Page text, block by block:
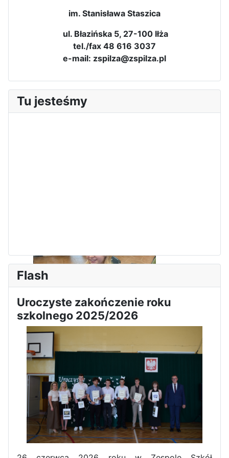
Sukces Kingi na XXXVI
Olimpiadzie Teologii Katolickiej
Obchody Święta Konstytucji 3
Maja w Iłży
im. Stanisława Staszica
ul. Błazińska 5, 27-100 Iłża
tel./fax 48 616 3037
e-mail: zspilza@zspilza.pl
Tu jesteśmy
Flash
Uroczyste zakończenie roku
szkolnego 2025/2026